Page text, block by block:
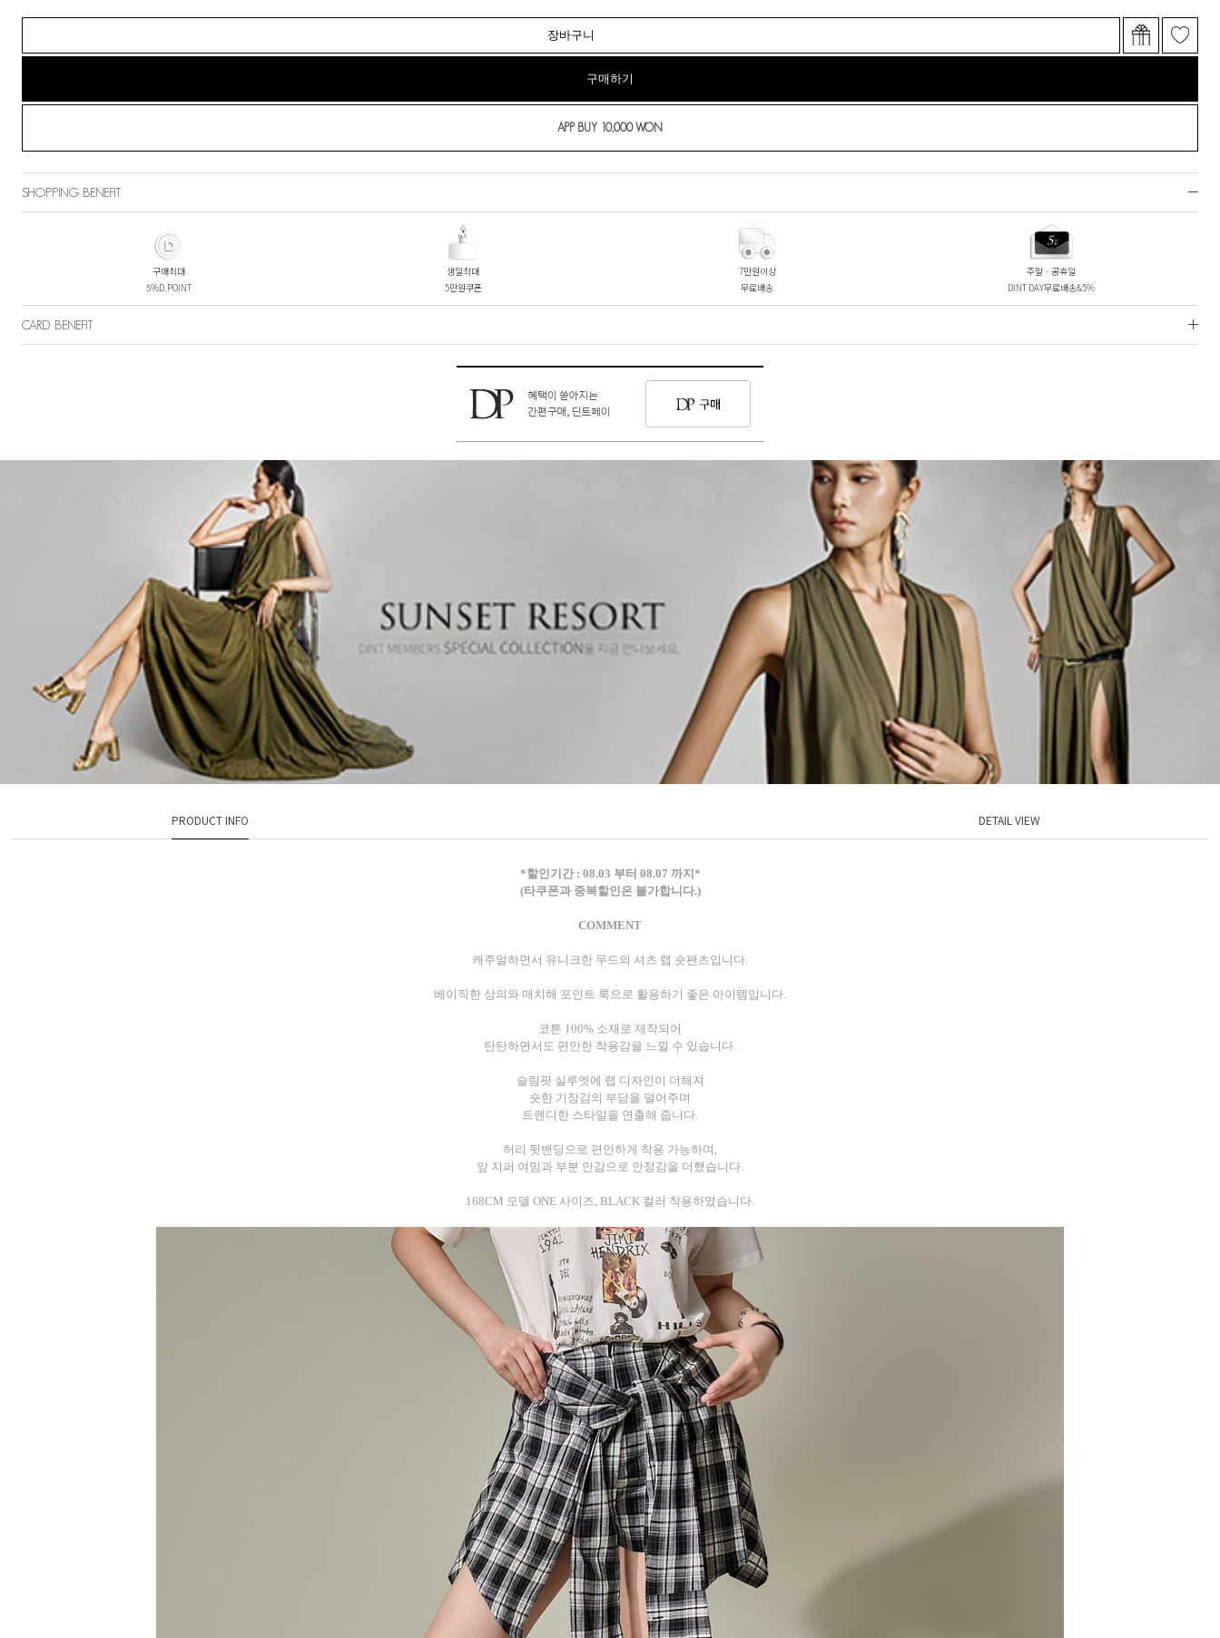
장바구니
구매하기
SHOPPING BENEFIT
구매최대
5%D.POINT
생일최대
5만원쿠폰
7만원이상
무료배송
주말ㆍ공휴일
DINT DAY무료배송&5%
CARD BENEFIT
PRODUCT INFO DETAIL VIEW
*할인기간 : 08.03 부터 08.07 까지*
(타쿠폰과 중복할인은 불가합니다.)
COMMENT
캐주얼하면서 유니크한 무드의 셔츠 랩 숏팬츠입니다.
베이직한 상의와 매치해 포인트 룩으로 활용하기 좋은 아이템입니다.
코튼 100% 소재로 제작되어
탄탄하면서도 편안한 착용감을 느낄 수 있습니다.
슬림핏 실루엣에 랩 디자인이 더해져
숏한 기장감의 부담을 덜어주며
트렌디한 스타일을 연출해 줍니다.
허리 뒷밴딩으로 편안하게 착용 가능하며,
앞 지퍼 여밈과 부분 안감으로 안정감을 더했습니다.
168CM 모델 ONE 사이즈, BLACK 컬러 착용하였습니다.